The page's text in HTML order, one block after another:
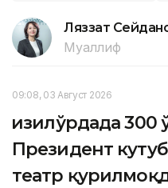
Ляззат
Муаллиф
09:08, 03 Август 2026
Қизилўрдада
Президент
театр